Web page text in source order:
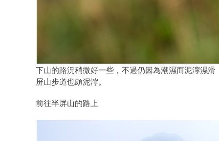
下山的路況稍微好一些，不過仍因為潮濕而泥濘濕
屏山步道也頗泥濘。
前往半屏山的路上